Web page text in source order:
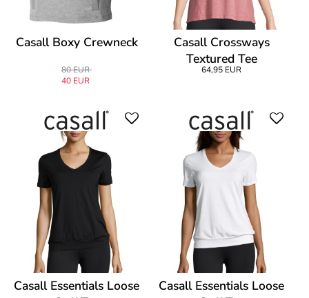
Casall Boxy Crewneck
80 EUR
40 EUR
Casall Crossways
Textured Tee
64,95 EUR
Casall Essentials Loose
Casall Essentials Loose